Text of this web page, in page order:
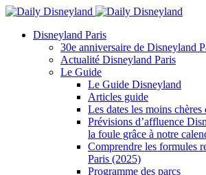
Disneyland Paris
30e anniversaire de Disneyland
Actualité Disneyland Paris
Le Guide
Le Guide Disneyland
Articles guide
Les dates les moins chères
Prévisions d’affluence
la foule grâce à notre
Comprendre les formules
Paris (2025)
Programme des parcs